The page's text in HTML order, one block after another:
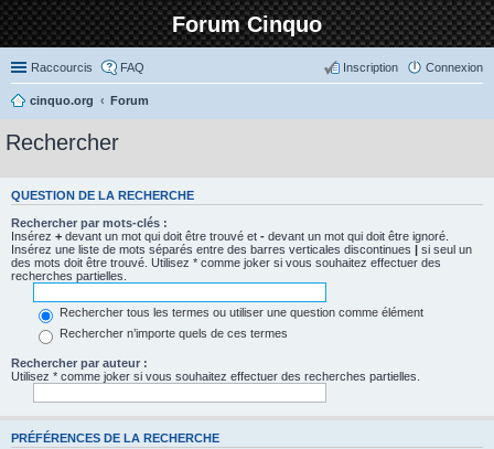
Forum Cinquo
Raccourcis FAQ Connexion
Inscription
cinquo.org Forum
Rechercher
QUESTION DE LA RECHERCHE
Rechercher par mots-clés :
Insérez + devant un mot qui doit être trouvé et - devant un mot qui doit être ignoré.
Insérez une liste de mots séparés entre des barres verticales discontinues | si seul un
des mots doit être trouvé. Utilisez * comme joker si vous souhaitez effectuer des
recherches partielles.
Rechercher tous les termes ou utiliser une question comme élément
Rechercher n’importe quels de ces termes
Rechercher par auteur :
Utilisez * comme joker si vous souhaitez effectuer des recherches partielles.
PRÉFÉRENCES DE LA RECHERCHE